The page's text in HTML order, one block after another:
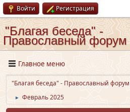
Войти Регистрация
"Благая беседа" -
Православный форум
Главное меню
"Благая беседа" - Православный форум
► Февраль 2025